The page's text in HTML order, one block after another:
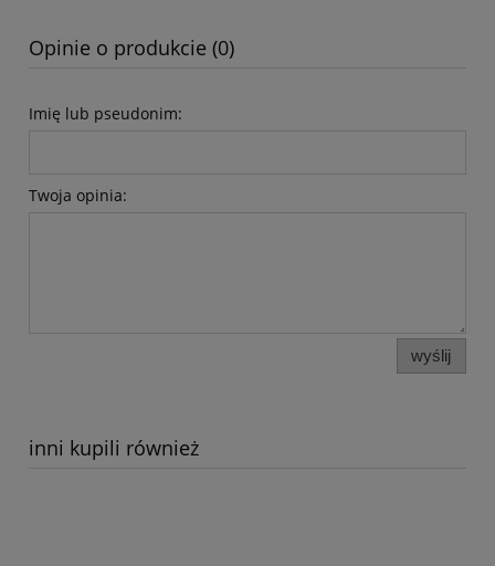
Opinie o produkcie (0)
Imię lub pseudonim:
Twoja opinia:
wyślij
inni kupili również